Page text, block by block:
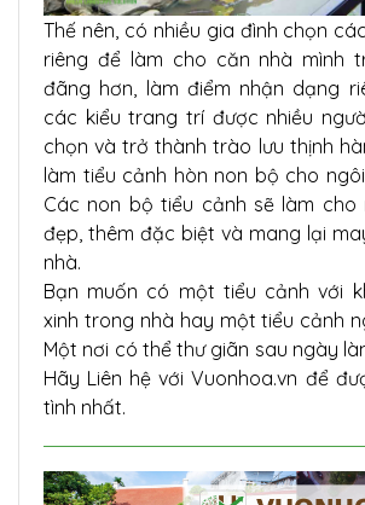
Thế nên, có nhiều gia đình chọn
riêng để làm cho căn nhà mình
đãng hơn, làm điểm nhận dạng
các kiểu trang trí được nhiều
chọn và trở thành trào lưu thịnh
làm tiểu cảnh hòn non bộ cho
Các non bộ tiểu cảnh sẽ làm cho
đẹp, thêm đặc biệt và mang lại
nhà.
Bạn muốn có một tiểu cảnh với
xinh trong nhà hay một tiểu cảnh
Một nơi có thể thư giãn sau ngày
Hãy Liên hệ với Vuonhoa.vn để
tình nhất.